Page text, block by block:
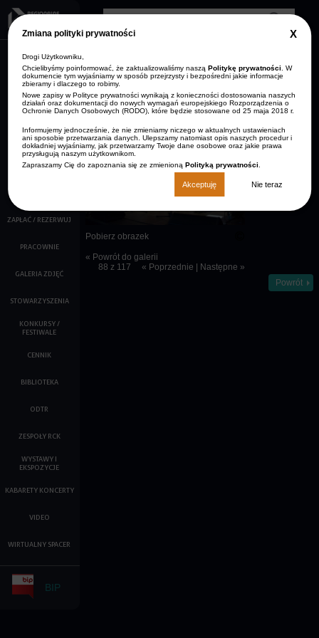
Zmiana polityki prywatności
Drogi Użytkowniku,
Chcielibyśmy poinformować, że zaktualizowaliśmy nasząPolitykę prywatności
. W
dokumencie tym wyjaśniamy w sposób przejrzysty i bezpośredni jakie informacje
zbieramy i dlaczego to robimy.
Nowe zapisy w Polityce prywatności wynikają z konieczności dostosowania naszych
działań oraz dokumentacji do nowych wymagań europejskiego Rozporządzenia o
Ochronie Danych Osobowych (RODO), które będzie stosowane od 25 maja 2018 r.
Informujemy jednocześnie, że nie zmieniamy niczego w aktualnych ustawieniach
ani sposobie przetwarzania danych. Ulepszamy natomiast opis naszych procedur i
dokładniej wyjaśniamy, jak przetwarzamy Twoje dane osobowe oraz jakie prawa
przysługują naszym użytkownikom.
Zapraszamy Cię do zapoznania się ze zmienionąPolityką prywatności
Akceptuję Nie teraz
Close
AKTUALNOŚCI
ARCHIWUM
AKTUALNOŚCI
O NAS
KALENDARZ IMPREZ
FILMY
ZAPŁAĆ / REZERWUJ
PRACOWNIE
GALERIA ZDJĘĆ
STOWARZYSZENIA
KONKURSY /
FESTIWALE
CENNIK
BIBLIOTEKA
ODTR
ZESPOŁY RCK
WYSTAWY I
EKSPOZYCJE
KABARETY KONCERTY
VIDEO
WIRTUALNY SPACER
BIP
KONTAKT
czcionki
Pobierz obrazek
« Powrót do galerii
88 z 117
« Poprzednie Następne »
Tancerze
prezentują
fragment
Powrót